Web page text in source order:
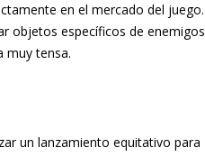
en el mercado del juego.
objetos específicos de enemigos
muy tensa.
un lanzamiento equitativo para